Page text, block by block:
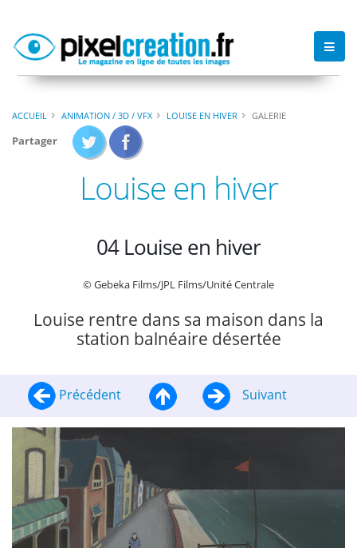
ACCUEIL ANIMATION / 3D / VFX LOUISE EN HIVER GALERIE
Partager
Louise en hiver
04 Louise en hiver
© Gebeka Films/JPL Films/Unité Centrale
Louise rentre dans sa maison dans la
station balnéaire désertée
Précédent Suivant